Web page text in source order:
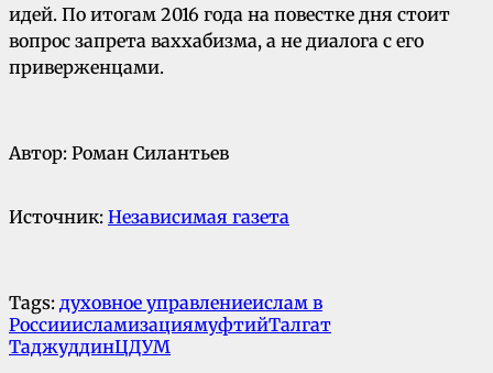
идей. По итогам 2016 года на повестке дня стоит
вопрос запрета ваххабизма, а не диалога с его
приверженцами.
Автор: Роман Силантьев
Источник: Независимая газета
Tags: духовное управлениеислам в
РоссииисламизациямуфтийТалгат
ТаджуддинЦДУМ